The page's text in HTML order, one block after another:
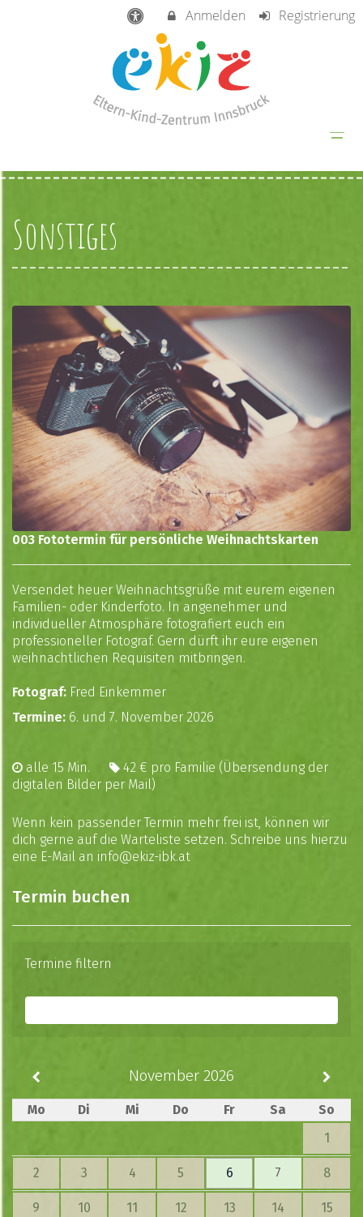
Anmelden Registrierung
Sonstiges
003 Fototermin für persönliche Weihnachtskarten
Versendet heuer Weihnachtsgrüße mit eurem eigenen
Familien- oder Kinderfoto. In angenehmer und
individueller Atmosphäre fotografiert euch ein
professioneller Fotograf. Gern dürft ihr eure eigenen
weihnachtlichen Requisiten mitbringen.
Fotograf: Fred Einkemmer
Termine: 6. und 7. November 2026
alle 15 Min.
42 € pro Familie (Übersendung der
digitalen Bilder per Mail)
Wenn kein passender Termin mehr frei ist, können wir
dich gerne auf die Warteliste setzen. Schreibe uns hierzu
eine E-Mail an info@ekiz-ibk.at
Termin buchen
Termine filtern
November 2026
Mo Di Mi Do Fr Sa
So
1
2 3 4 5 6 7 8
9 10 11 12 13 14 15